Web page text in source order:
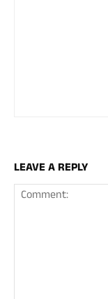
LEAVE A REPLY